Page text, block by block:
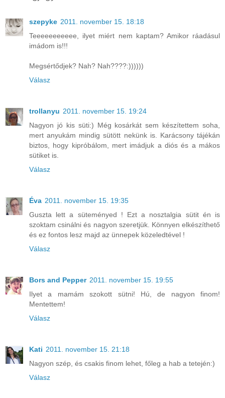
szepyke 2011. november 15. 18:18
Teeeeeeeeeee, ilyet miért nem kaptam? Amikor ráadásul
imádom is!!!
Megsértődjek? Nah? Nah????:))))))
Válasz
trollanyu 2011. november 15. 19:24
Nagyon jó kis süti:) Még kosárkát sem készítettem soha,
mert anyukám mindig sütött nekünk is. Karácsony tájékán
biztos, hogy kipróbálom, mert imádjuk a diós és a mákos
sütiket is.
Válasz
Éva 2011. november 15. 19:35
Guszta lett a süteményed ! Ezt a nosztalgia sütit én is
szoktam csinálni és nagyon szeretjük. Könnyen elkészíthető
és ez fontos lesz majd az ünnepek közeledtével !
Válasz
Bors and Pepper 2011. november 15. 19:55
Ilyet a mamám szokott sütni! Hú, de nagyon finom!
Mentettem!
Válasz
Kati 2011. november 15. 21:18
Nagyon szép, és csakis finom lehet, főleg a hab a tetején:)
Válasz